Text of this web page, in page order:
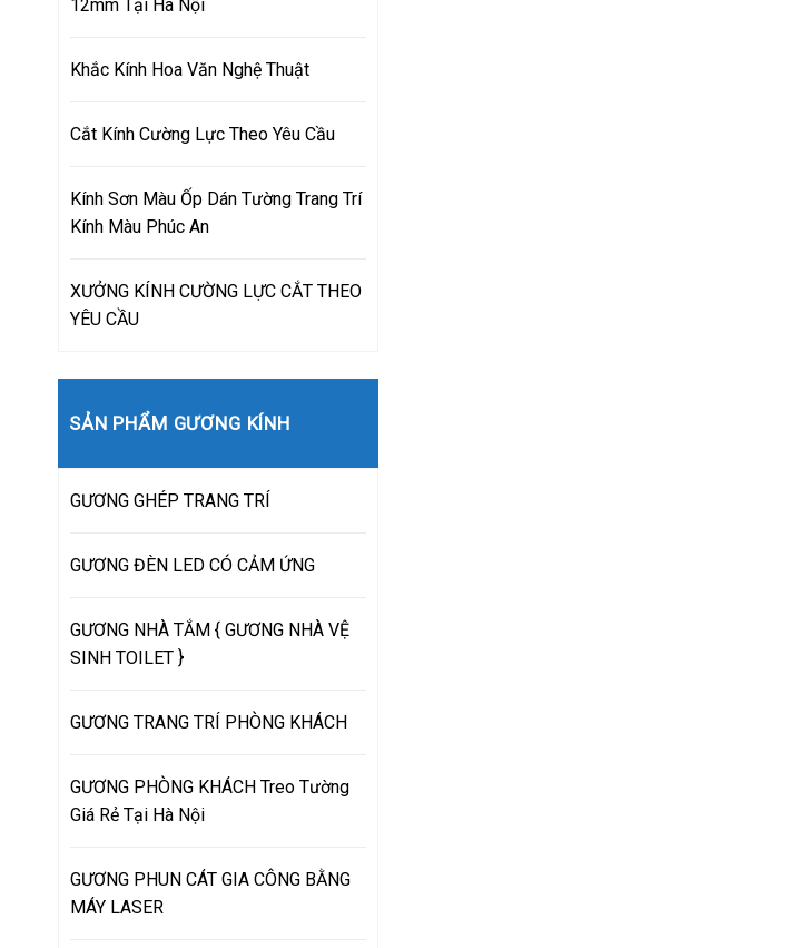
12mm Tại Hà Nội
Khắc Kính Hoa Văn Nghệ Thuật
Cắt Kính Cường Lực Theo Yêu Cầu
Kính Sơn Màu Ốp Dán Tường Trang Trí
Kính Màu Phúc An
XƯỞNG KÍNH CƯỜNG LỰC CẮT THEO
YÊU CẦU
SẢN PHẨM GƯƠNG KÍNH
GƯƠNG GHÉP TRANG TRÍ
GƯƠNG ĐÈN LED CÓ CẢM ỨNG
GƯƠNG NHÀ TẮM { GƯƠNG NHÀ VỆ
SINH TOILET }
GƯƠNG TRANG TRÍ PHÒNG KHÁCH
GƯƠNG PHÒNG KHÁCH Treo Tường
Giá Rẻ Tại Hà Nội
GƯƠNG PHUN CÁT GIA CÔNG BẰNG
MÁY LASER